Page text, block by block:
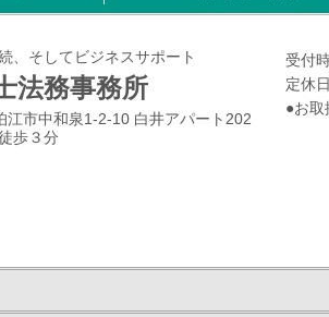
、そしてビジネスサポート
法務事務所
江市中和泉1-2-10 白井アパート202
歩３分
受付
定休
●お取